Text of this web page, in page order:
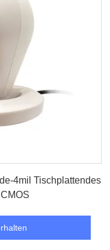
4mil Tischplattendes